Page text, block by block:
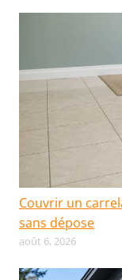
Couvrir un
sans dépose
août 6, 2026